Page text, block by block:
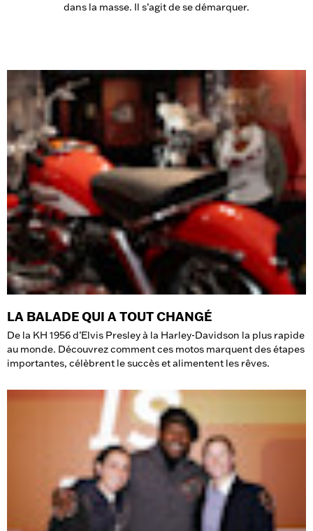
dans la masse. Il s’agit de se démarquer.
LA BALADE QUI A TOUT CHANGÉ
De la KH 1956 d’Elvis Presley à la Harley-Davidson la plus rapide
au monde. Découvrez comment ces motos marquent des étapes
importantes, célèbrent le succès et alimentent les rêves.